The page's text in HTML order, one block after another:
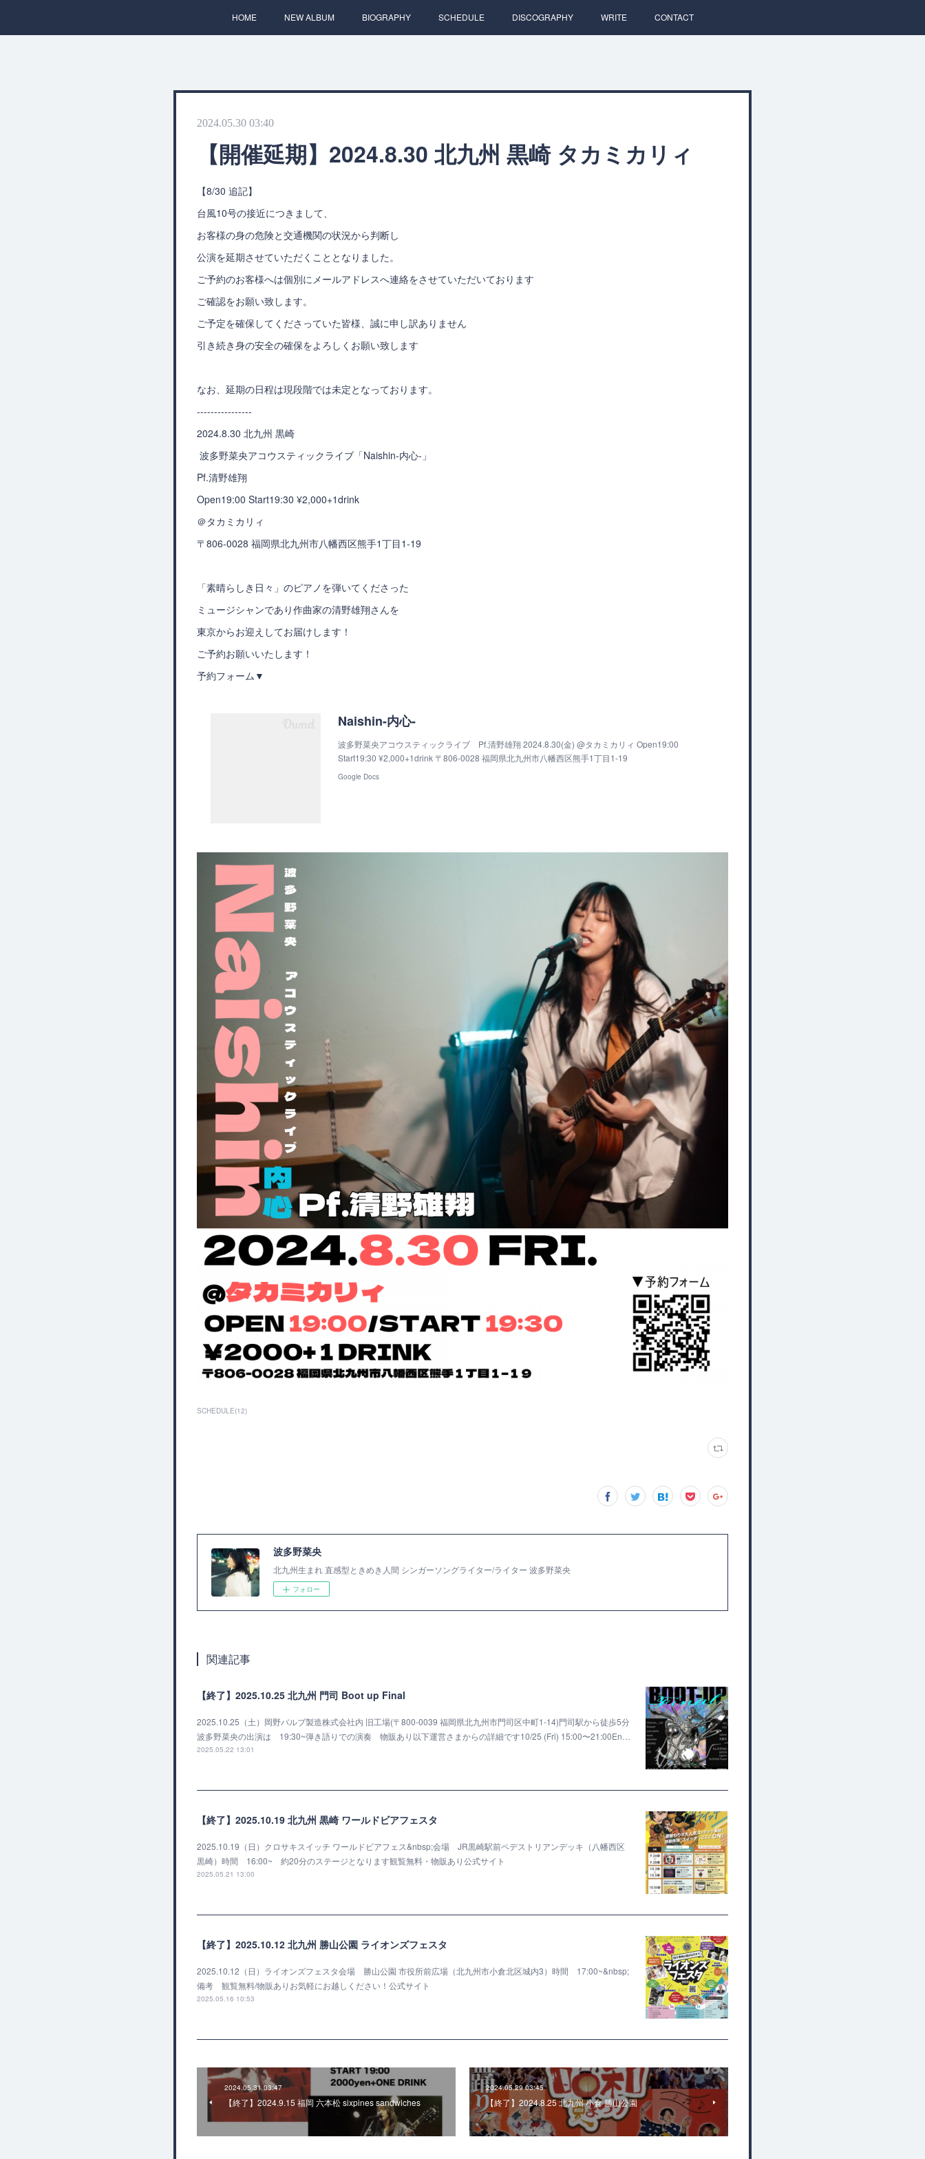
HOME NEW ALBUM BIOGRAPHY SCHEDULE DISCOGRAPHY WRITE CONTACT
2024.05.30 03:40
【開催延期】2024.8.30 北九州 黒崎 タカミカリィ
【8/30 追記】
台風10号の接近につきまして、
お客様の身の危険と交通機関の状況から判断し
公演を延期させていただくこととなりました。
ご予約のお客様へは個別にメールアドレスへ連絡をさせていただいております
ご確認をお願い致します。
ご予定を確保してくださっていた皆様、誠に申し訳ありません
引き続き身の安全の確保をよろしくお願い致します
なお、延期の日程は現段階では未定となっております。
----------------
2024.8.30 北九州 黒崎
波多野菜央アコウスティックライブ「Naishin-内心-」
Pf.清野雄翔
Open19:00 Start19:30 ¥2,000+1drink
＠タカミカリィ
〒806-0028 福岡県北九州市八幡西区熊手1丁目1-19
「素晴らしき日々」のピアノを弾いてくださった
ミュージシャンであり作曲家の清野雄翔さんを
東京からお迎えしてお届けします！
ご予約お願いいたします！
予約フォーム▼
Naishin-内心-
波多野菜央アコウスティックライブ Pf.清野雄翔 2024.8.30(金) @タカミカリィ Open19:00
Start19:30 ¥2,000+1drink 〒806-0028 福岡県北九州市八幡西区熊手1丁目1-19
Google Docs
SCHEDULE(12)
波多野菜央
北九州生まれ 直感型ときめき人間 シンガーソングライター/ライター 波多野菜央
フォロー
関連記事
【終了】2025.10.25 北九州 門司 Boot up Final
2025.10.25（土）岡野バルブ製造株式会社内 旧工場(〒800-0039 福岡県北九州市門司区中町1-14)門司駅から徒歩5分
波多野菜央の出演は 19:30~弾き語りでの演奏 物販あり以下運営さまからの詳細です10/25 (Fri) 15:00〜21:00En…
2025.05.22 13:01
【終了】2025.10.19 北九州 黒崎 ワールドビアフェスタ
2025.10.19（日）クロサキスイッチ ワールドビアフェス&nbsp;会場 JR黒崎駅前ペデストリアンデッキ（八幡西区
黒崎）時間 16:00~ 約20分のステージとなります観覧無料・物販あり公式サイト
2025.05.21 13:00
【終了】2025.10.12 北九州 勝山公園 ライオンズフェスタ
2025.10.12（日）ライオンズフェスタ会場 勝山公園 市役所前広場（北九州市小倉北区城内3）時間 17:00~&nbsp;
備考 観覧無料/物販ありお気軽にお越しください！公式サイト
2025.05.16 10:53
2024.05.31 03:47
【終了】2024.9.15 福岡 六本松 sixpines sandwiches
2024.05.29 03:45
【終了】2024.8.25 北九州 小倉 勝山公園